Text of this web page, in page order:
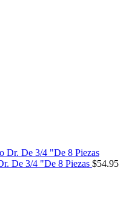
De 3/4 "De 8 Piezas $54.95